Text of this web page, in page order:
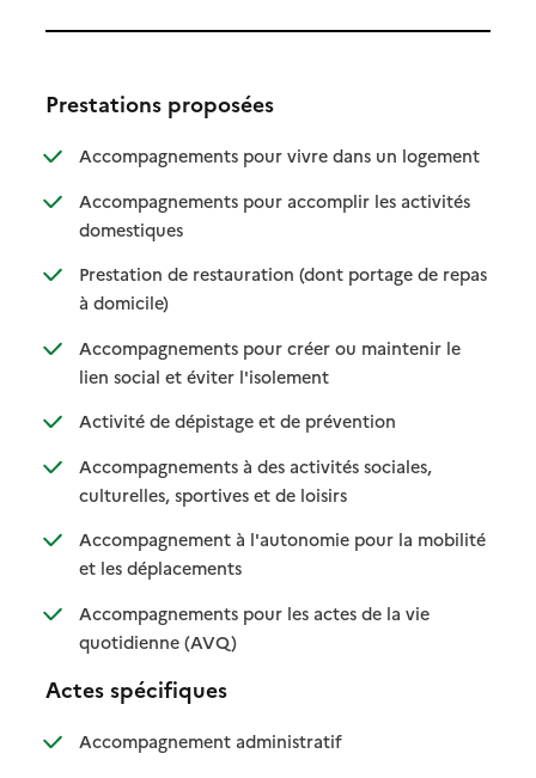
Prestations proposées
Accompagnements pour vivre dans un logement
:
: non
Accompagnements pour accomplir les activités
domestiques: disponible
: non disponible
Prestation de restauration (dont portage de repas
à domicile): disponible
: non disponible
Accompagnements pour créer ou maintenir le
lien social et éviter l'isolement: disponible
: non disponible
Activité de dépistage et de prévention: disponible
: non disponible
Accompagnements à des activités sociales,
culturelles, sportives et de loisirs: disponible
: non disponible
Accompagnement à l'autonomie pour la mobilité
et les déplacements: disponible
: non disponible
Accompagnements pour les actes de la vie
quotidienne (AVQ): disponible
: non disponible
Actes spécifiques
Accompagnement administratif: disponible
: non disponible